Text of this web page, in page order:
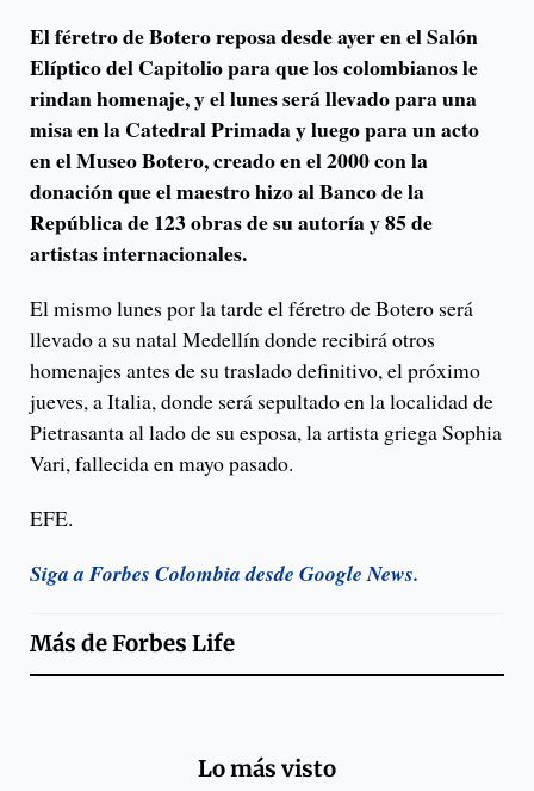
El féretro de Botero reposa desde ayer en el Salón
Elíptico del Capitolio para que los colombianos le
rindan homenaje, y el lunes será llevado para una
misa en la Catedral Primada y luego para un acto
en el Museo Botero, creado en el 2000 con la
donación que el maestro hizo al Banco de la
República de 123 obras de su autoría y 85 de
artistas internacionales.
El mismo lunes por la tarde el féretro de Botero será
llevado a su natal Medellín donde recibirá otros
homenajes antes de su traslado definitivo, el próximo
jueves, a Italia, donde será sepultado en la localidad de
Pietrasanta al lado de su esposa, la artista griega Sophia
Vari, fallecida en mayo pasado.
EFE.
Siga a Forbes Colombia desde Google News.
Más deForbes Life
Lo más visto